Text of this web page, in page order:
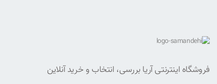
فروشگاه اینترنتی آریا بررسی، انتخاب و خرید آنلاین